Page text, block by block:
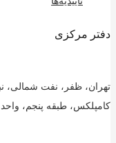
دفتر مرکزی
کامپلکس، طبقه پنجم، واحد 501